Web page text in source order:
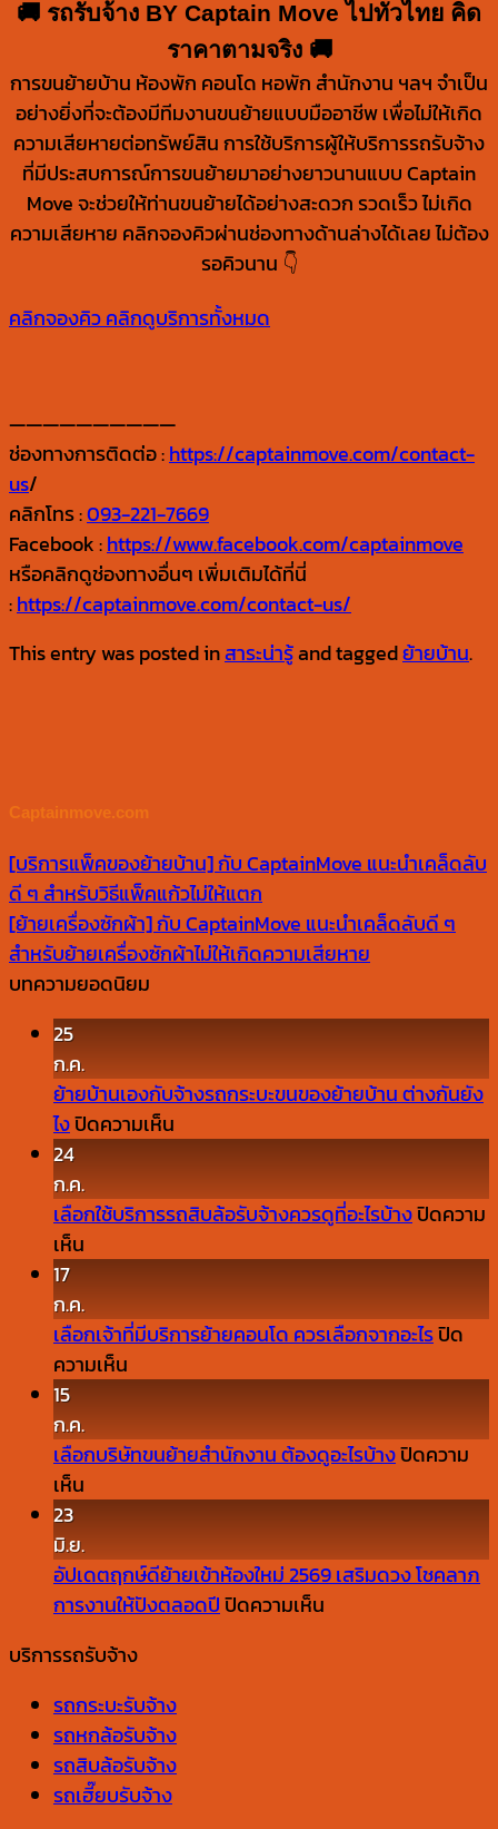
🚚 รถรับจ้าง BY Captain Move ไปทั่วไทย คิด
ราคาตามจริง 🚚
การขนย้ายบ้าน ห้องพัก คอนโด หอพัก สำนักงาน ฯลฯ จำเป็น
อย่างยิ่งที่จะต้องมีทีมงานขนย้ายแบบมืออาชีพ เพื่อไม่ให้เกิด
ความเสียหายต่อทรัพย์สิน การใช้บริการผู้ให้บริการรถรับจ้าง
ที่มีประสบการณ์การขนย้ายมาอย่างยาวนานแบบ Captain
Move จะช่วยให้ท่านขนย้ายได้อย่างสะดวก รวดเร็ว ไม่เกิด
ความเสียหาย คลิกจองคิวผ่านช่องทางด้านล่างได้เลย ไม่ต้อง
รอคิวนาน 👇
คลิกจองคิวคลิกดูบริการทั้งหมด
——————————
ช่องทางการติดต่อ :https://captainmove.com/contact-
us/
คลิกโทร :093-221-7669
Facebook :https://www.facebook.com/captainmove
หรือคลิกดูช่องทางอื่นๆ เพิ่มเติมได้ที่นี่
:https://captainmove.com/contact-us/
This entry was posted inสาระน่ารู้and taggedย้ายบ้าน.
Captainmove.com
[บริการแพ็คของย้ายบ้าน] กับ CaptainMove แนะนำเคล็ดลับ
ดี ๆ สำหรับวิธีแพ็คแก้วไม่ให้แตก
[ย้ายเครื่องซักผ้า] กับ CaptainMove แนะนำเคล็ดลับดี ๆ
สำหรับย้ายเครื่องซักผ้าไม่ให้เกิดความเสียหาย
บทความยอดนิยม
25
ก.ค.
ย้ายบ้านเองกับจ้างรถกระบะขนของย้ายบ้าน ต่างกันยัง
ไงปิดความเห็น
เอง
กระบะ
บ้าน
ไง
24
ก.ค.
เลือกใช้บริการรถสิบล้อรับจ้างควรดูที่อะไรบ้างปิดความ
เห็น
ใช้
บริการ
รถ
ล้อ
รับจ้าง
ที่
อะไร
บ้าง
17
ก.ค.
เลือกเจ้าที่มีบริการย้ายคอนโด ควรเลือกจากอะไรปิด
ความเห็น
ที่
คอน
โด
เลือก
จาก
อะไร
15
ก.ค.
เลือกบริษัทขนย้ายสำนักงาน ต้องดูอะไรบ้างปิดความ
เห็น
บริษัท
ขน
ย้าย
ต้อง
ดู
อะไร
บ้าง
23
มิ.ย.
อัปเดตฤกษ์ดีย้ายเข้าห้องใหม่ 2569 เสริมดวง โชคลาภ
การงานให้ปังตลอดปีปิดความเห็น
บริการรถรับจ้าง
รถกระบะรับจ้าง
รถหกล้อรับจ้าง
รถสิบล้อรับจ้าง
รถเฮี๊ยบรับจ้าง